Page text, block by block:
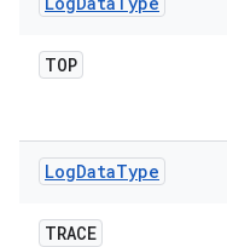
TOP
LogDataType
TRACE